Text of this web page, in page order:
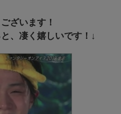
ざいます！
、凄く嬉しいです！↓